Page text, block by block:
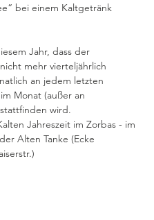
bei einem Kaltgetränk
Jahr, dass der
mehr vierteljährlich
an jedem letzten
Monat (außer an
wird.
Jahreszeit im Zorbas - im
Alten Tanke (Ecke